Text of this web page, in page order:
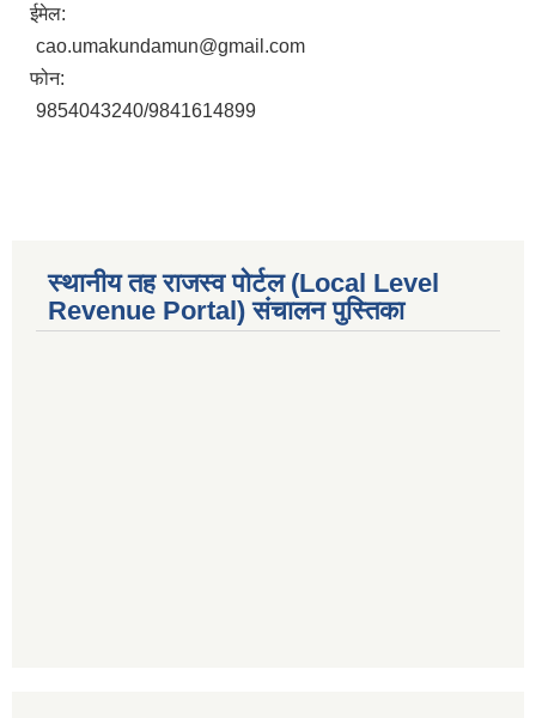
ईमेल:
cao.umakundamun@gmail.com
फोन:
9854043240/9841614899
स्थानीय तह राजस्व पोर्टल (Local Level
Revenue Portal) संचालन पुस्तिका